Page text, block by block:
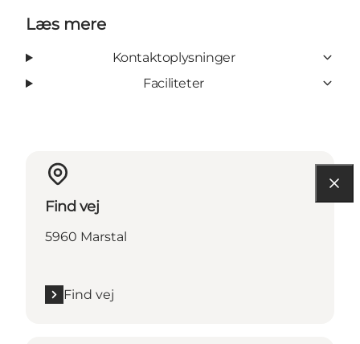
Læs mere
Kontaktoplysninger
Faciliteter
Find vej
5960 Marstal
Find vej